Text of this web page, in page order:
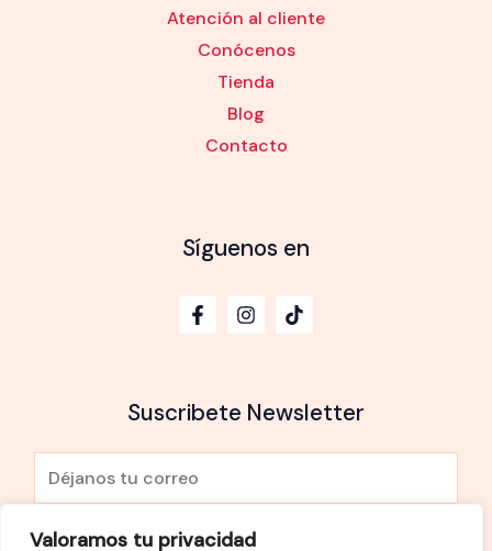
Valoramos tu privacidad
Atención al cliente
Conócenos
Tienda
Blog
Contacto
Síguenos en
Suscribete Newsletter
m
a
He leído y Acepto lapolítica de privacidad